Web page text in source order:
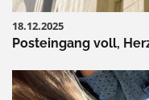
18.12.2025
Posteingang voll,